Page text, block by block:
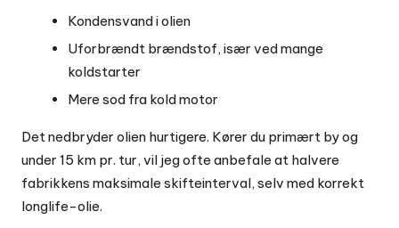
Kondensvand i olien
Uforbrændt brændstof, især ved mange
koldstarter
Mere sod fra kold motor
Det nedbryder olien hurtigere. Kører du primært by og
under 15 km pr. tur, vil jeg ofte anbefale at halvere
fabrikkens maksimale skifteinterval, selv med korrekt
longlife-olie.